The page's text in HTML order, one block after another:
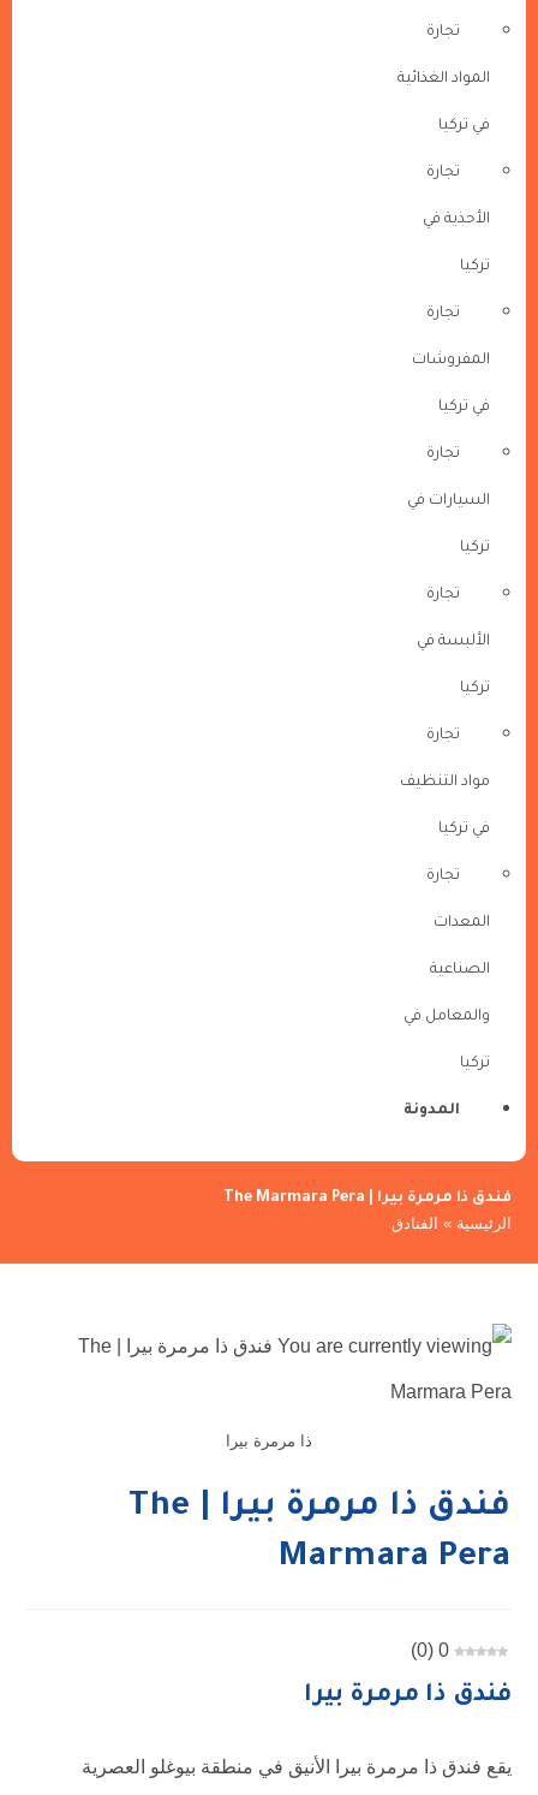
تجارة
المواد الغذائية
في تركيا
تجارة
الأحذية في
تركيا
تجارة
المفروشات
في تركيا
تجارة
السيارات في
تركيا
تجارة
الألبسة في
تركيا
تجارة
مواد التنظيف
في تركيا
تجارة
المعدات
الصناعية
والمعامل في
تركيا
المدونة
فندق ذا مرمرة بيرا | The Marmara Pera
الرئيسية» الفنادق
ذا مرمرة بيرا
فندق ذا مرمرة بيرا | The
Marmara Pera
0
(
0
)
فندق ذا مرمرة بيرا
يقع فندق ذا مرمرة بيرا الأنيق في منطقة بيوغلو العصرية